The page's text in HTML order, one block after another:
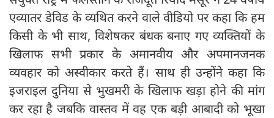
एव्यातर डेविड के व्यथित करने वाले वीडियो पर कहा कि हम
किसी के भी साथ, विशेषकर बंधक बनाए गए व्यक्तियों के
खिलाफ सभी प्रकार के अमानवीय और अपमानजनक
व्यवहार को अस्वीकार करते हैं। साथ ही उन्होंने कहा कि
इजराइल दुनिया से भुखमरी के खिलाफ खड़ा होने की मांग
कर रहा है जबकि वास्तव में वह एक बड़ी आबादी को भूखा